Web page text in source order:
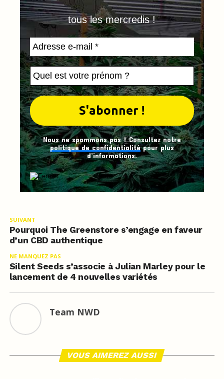
tous les mercredis !
Nous ne spammons pas ! Consultez notre
politique de confidentialitépour plus
d’informations.
SUIVANT
Pourquoi The Greenstore s’engage en faveur
d’un CBD authentique
NE MANQUEZ PAS
Silent Seeds s’associe à Julian Marley pour le
lancement de 4 nouvelles variétés
Team NWD
VOUS AIMEREZ AUSSI